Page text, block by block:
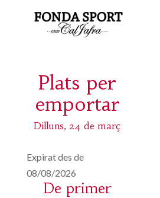
Plats per
emportar
Dilluns, 24 de març
Expirat des de
08/08/2026
De primer